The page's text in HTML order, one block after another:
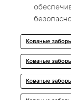
Кованые
Кованые
Кованые